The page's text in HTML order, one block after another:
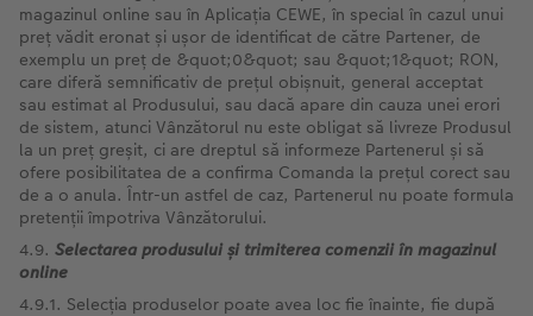
magazinul online sau în Aplicația CEWE, în special în cazul unui
preț vădit eronat și ușor de identificat de către Partener, de
exemplu un preț de &quot;0&quot; sau &quot;1&quot; RON,
care diferă semnificativ de prețul obișnuit, general acceptat
sau estimat al Produsului, sau dacă apare din cauza unei erori
de sistem, atunci Vânzătorul nu este obligat să livreze Produsul
la un preț greșit, ci are dreptul să informeze Partenerul și să
ofere posibilitatea de a confirma Comanda la prețul corect sau
de a o anula. Într-un astfel de caz, Partenerul nu poate formula
pretenții împotriva Vânzătorului.
4.9. Selectarea produsului și trimiterea comenzii în magazinul
online
4.9.1. Selecția produselor poate avea loc fie înainte, fie după